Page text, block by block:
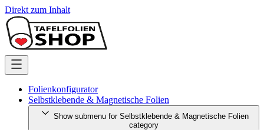
Direkt zum Inhalt
Folienkonfigurator
Selbstklebende & Magnetische Folien
Show submenu for Selbstklebende & Magnetische Folien
category